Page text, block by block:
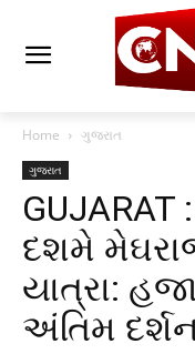
Home ગુજરાત
ગુજરાત
દશમે
યાત્રા:
અંતિમ